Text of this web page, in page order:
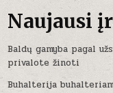
Naujausi
Baldų gamyba pagal
privalote žinoti
Buhalterija